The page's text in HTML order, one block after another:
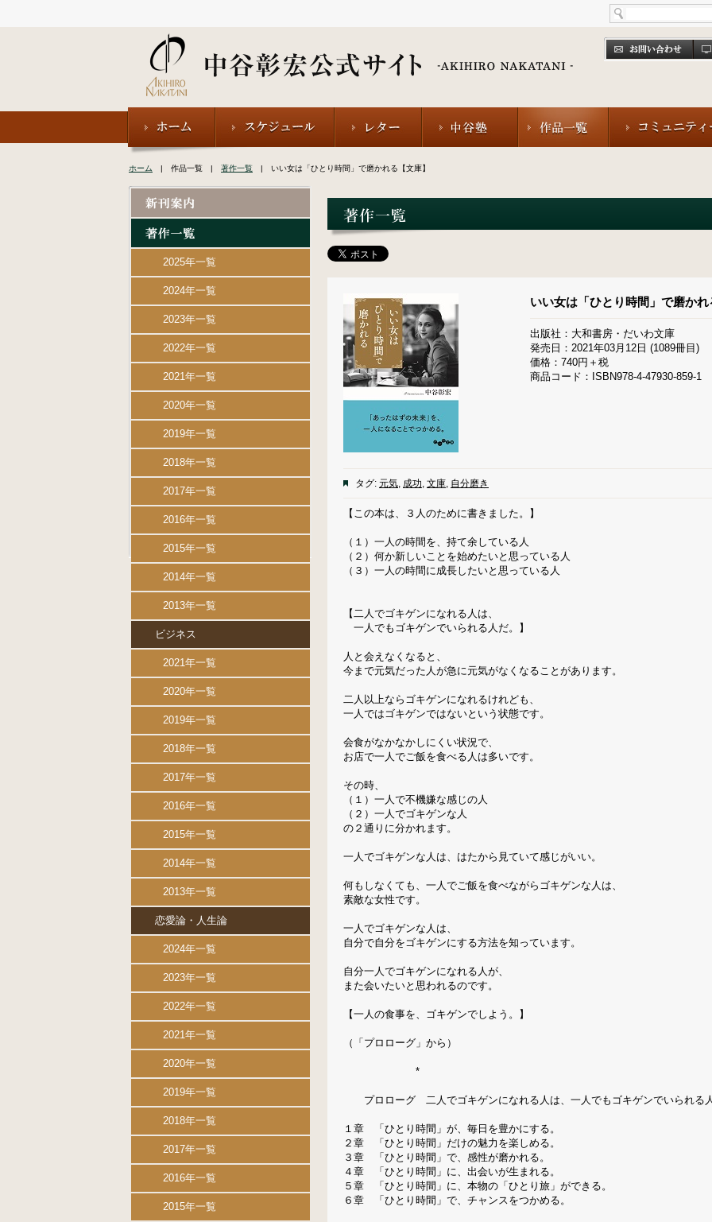
ホーム | 作品一覧 | 著作一覧 | いい女は「ひとり時間」で磨かれる【文庫】
いい女は「ひとり時間」で磨かれ
出版社：大和書房・だいわ文庫
発売日：2021年03月12日 (1089冊目)
価格：740円＋税
商品コード：ISBN978-4-47930-859-1
タグ: 元気 成功 文庫 自分磨き
【この本は、３人のために書きました。】
（１）一人の時間を、持て余している人
（２）何か新しいことを始めたいと思っている人
（３）一人の時間に成長したいと思っている人
【二人でゴキゲンになれる人は、
一人でもゴキゲンでいられる人だ。】
人と会えなくなると、
今まで元気だった人が急に元気がなくなることがあります。
二人以上ならゴキゲンになれるけれども、
一人ではゴキゲンではないという状態です。
会食がなかなかしにくい状況で、
お店で一人でご飯を食べる人は多いです。
その時、
（１）一人で不機嫌な感じの人
（２）一人でゴキゲンな人
の２通りに分かれます。
一人でゴキゲンな人は、はたから見ていて感じがいい。
何もしなくても、一人でご飯を食べながらゴキゲンな人は、
素敵な女性です。
一人でゴキゲンな人は、
自分で自分をゴキゲンにする方法を知っています。
自分一人でゴキゲンになれる人が、
また会いたいと思われるのです。
【一人の食事を、ゴキゲンでしよう。】
（「プロローグ」から）
*
プロローグ 二人でゴキゲンになれる人は、一人でもゴキゲンでいられる人
１章 「ひとり時間」が、毎日を豊かにする。
２章 「ひとり時間」だけの魅力を楽しめる。
３章 「ひとり時間」で、感性が磨かれる。
４章 「ひとり時間」に、出会いが生まれる。
５章 「ひとり時間」に、本物の「ひとり旅」ができる。
６章 「ひとり時間」で、チャンスをつかめる。
2025年一覧
2024年一覧
2023年一覧
2022年一覧
2021年一覧
2020年一覧
2019年一覧
2018年一覧
2017年一覧
2016年一覧
2015年一覧
2014年一覧
2013年一覧
ビジネス
2021年一覧
2020年一覧
2019年一覧
2018年一覧
2017年一覧
2016年一覧
2015年一覧
2014年一覧
2013年一覧
恋愛論・人生論
2024年一覧
2023年一覧
2022年一覧
2021年一覧
2020年一覧
2019年一覧
2018年一覧
2017年一覧
2016年一覧
2015年一覧